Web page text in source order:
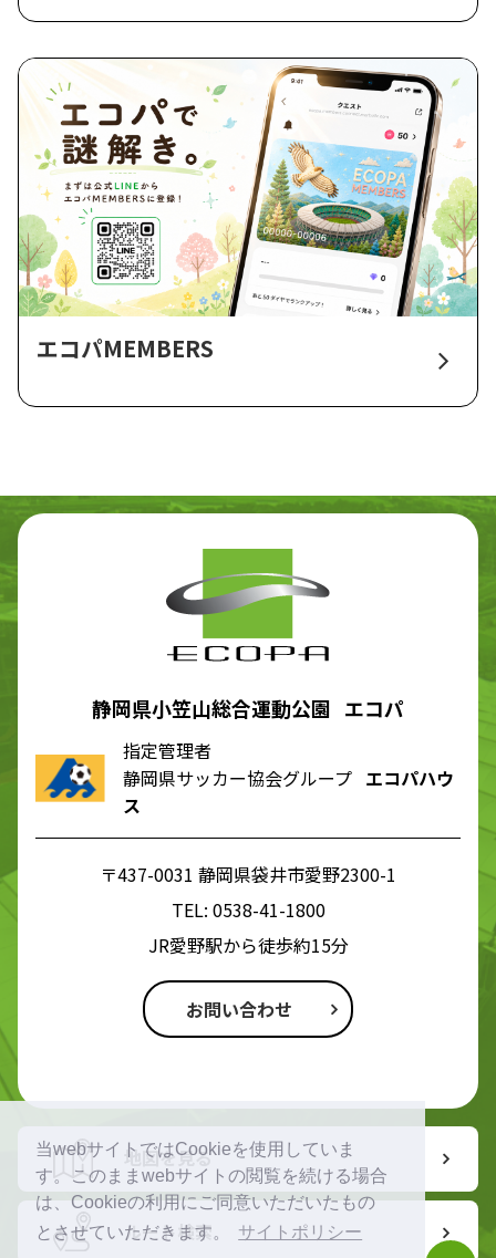
当webサイトではCookieを使用していま
す。このままwebサイトの閲覧を続ける場合
は、Cookieの利用にご同意いただいたもの
とさせていただきます。
サイトポリシー
エコパMEMBERS
静岡県小笠山総合運動公園 エコパ
指定管理者
静岡県サッカー協会グループ エコパハウ
ス
〒437-0031 静岡県袋井市愛野2300-1
TEL: 0538-41-1800
JR愛野駅から徒歩約15分
お問い合わせ
地図を見る
ルート検索